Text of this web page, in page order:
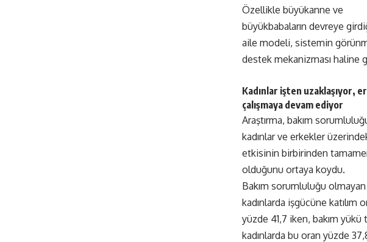
Özellikle büyükanne ve
büyükbabaların devreye
aile modeli, sistemin
destek mekanizması haline
Kadınlar işten uzaklaşıyor,
çalışmaya devam ediyor
Araştırma, bakım
kadınlar ve erkekler
etkisinin birbirinden
olduğunu ortaya koydu.
Bakım sorumluluğu olmayan
kadınlarda işgücüne katılım
yüzde 41,7 iken, bakım yükü
kadınlarda bu oran yüzde